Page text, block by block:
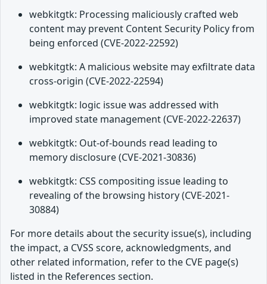
webkitgtk: Processing maliciously crafted web
content may prevent Content Security Policy from
being enforced (CVE-2022-22592)
webkitgtk: A malicious website may exfiltrate data
cross-origin (CVE-2022-22594)
webkitgtk: logic issue was addressed with
improved state management (CVE-2022-22637)
webkitgtk: Out-of-bounds read leading to
memory disclosure (CVE-2021-30836)
webkitgtk: CSS compositing issue leading to
revealing of the browsing history (CVE-2021-
30884)
For more details about the security issue(s), including
the impact, a CVSS score, acknowledgments, and
other related information, refer to the CVE page(s)
listed in the References section.